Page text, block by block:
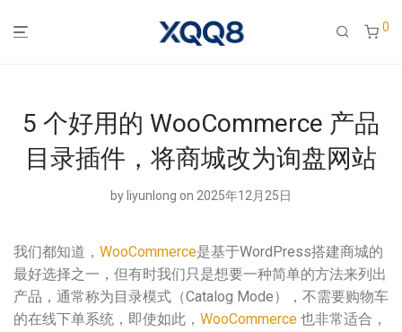
0
5 个好用的 WooCommerce 产品
目录插件，将商城改为询盘网站
by liyunlong on 2025年12月25日
我们都知道， WooCommerce是基于WordPress搭建商城的
最好选择之一，但有时我们只是想要一种简单的方法来列出
产品，通常称为目录模式（Catalog Mode），不需要购物车
的在线下单系统，即使如此， WooCommerce 也非常适合，